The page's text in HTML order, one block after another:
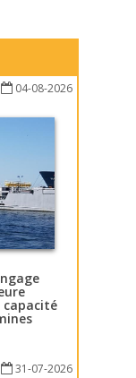
04-08-2026
capacité
31-07-2026